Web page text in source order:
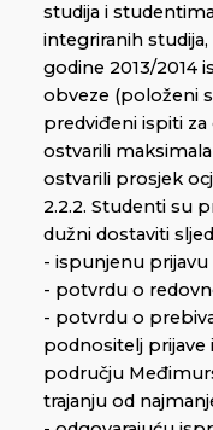
studija i studentima
integriranih
godine 2013/2014
obveze (položeni
predviđeni ispiti
ostvarili
ostvarili prosjek
2.2.2. Studenti su
dužni dostaviti
- ispunjenu prijavu
- potvrdu o
- potvrdu o
podnositelj prijave
području
trajanju od